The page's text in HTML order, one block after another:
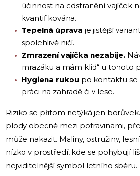
účinnost na odstranění vajíček
kvantifikována.
Tepelná úprava je jistější
spolehlivě ničí.
Zmrazení vajíčka nezabije.
mrazáku a mám klid“ u tohoto
Hygiena rukou po kontaktu se
práci na zahradě či v lese.
Riziko se přitom netýká jen
plody obecně mezi potravinami,
může nakazit. Maliny, ostružiny,
nízko v prostředí, kde se pohybují
nejviditelnější symbol letního sběru.